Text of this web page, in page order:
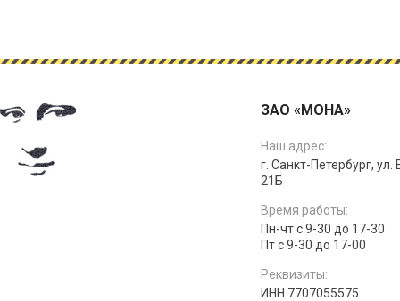
ЗАО «МОНА»
Наш адрес:
г. Санкт-Петербург,
21Б
Время работы:
Пн-чт с 9-30 до 17-30
Пт с 9-30 до 17-00
Реквизиты:
ИНН 7707055575